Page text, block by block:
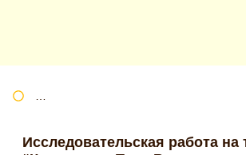
Исследовательская работа на